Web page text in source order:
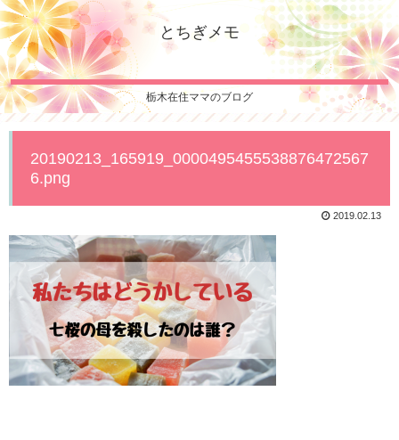
とちぎメモ
栃木在住ママのブログ
20190213_165919_0000495455538876472567
6.png
2019.02.13